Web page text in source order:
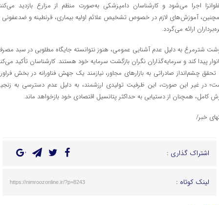
اجرا می‌شود و کارشناسان دامپزشکی به‌صورت منظم از مزارع بازدید
آموزش‌های لازم در خصوص تشخیص علائم اولیه بیماری، قرنطینه و ضدعفونی
ارائه می‌گردد.
شترمرغ به دلیل عدم آشنایی عمومی، هنوز نتوانسته جایگاه مطلوبی در سبد
پیدا کند و سرمایه‌گذاران نگران بازگشت سرمایه خود هستند. کارشناسان تأکید
تحقق چشم‌انداز صادراتی به بازارهای مجاور، نیازمند یک جهش فناورانه در بخش
در غیر این صورت، این ظرفیت تولیدی ارزشمند، به دلیل عدم دسترسی به
کامل، همچنان از دستیابی به حداکثر پتانسیل اقتصادی خود بازخواهد ماند.
خبر/
اشتراک گذاری :
لینک کوتاه : https://nimroozonline.ir/?p=8243